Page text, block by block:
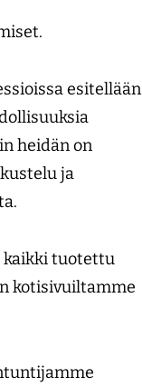
esitellään
heidän on
ja
kaikki tuotettu
kotisivuiltamme